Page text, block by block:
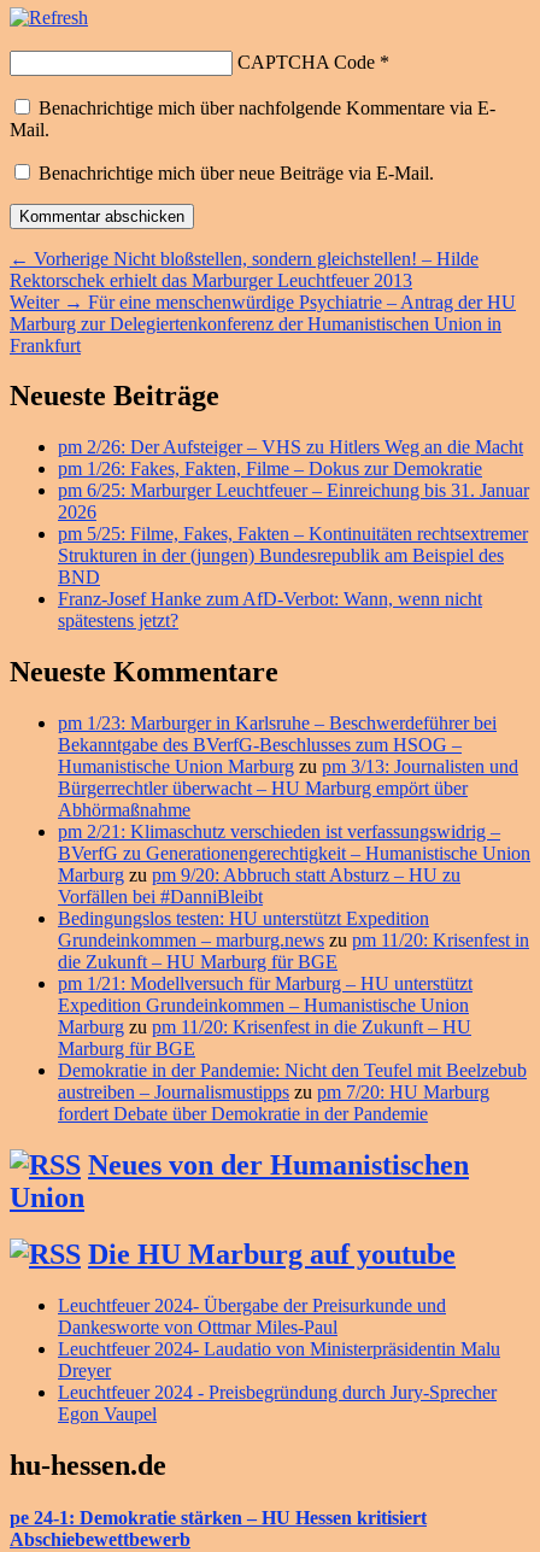
CAPTCHA Code *
Benachrichtige mich über nachfolgende Kommentare via E-
Mail.
Benachrichtige mich über neue Beiträge via E-Mail.
Beitragsnavigation
← Vorherige Vorheriger
Beitrag:
Nicht bloßstellen, sondern gleichstellen! – Hilde
Rektorschek erhielt das Marburger Leuchtfeuer 2013
Weiter → Nächster
Beitrag:
Für eine menschenwürdige Psychiatrie – Antrag der HU
Marburg zur Delegiertenkonferenz der Humanistischen Union in
Frankfurt
Primärer
Widget-
Bereich
Neueste Beiträge
pm 2/26: Der Aufsteiger – VHS zu Hitlers Weg an die Macht
pm 1/26: Fakes, Fakten, Filme – Dokus zur Demokratie
pm 6/25: Marburger Leuchtfeuer – Einreichung bis 31. Januar
2026
pm 5/25: Filme, Fakes, Fakten – Kontinuitäten rechtsextremer
Strukturen in der (jungen) Bundesrepublik am Beispiel des
BND
Franz-Josef Hanke zum AfD-Verbot: Wann, wenn nicht
spätestens jetzt?
Neueste Kommentare
pm 1/23: Marburger in Karlsruhe – Beschwerdeführer bei
Bekanntgabe des BVerfG-Beschlusses zum HSOG –
Humanistische Union Marburg zu pm 3/13: Journalisten und
Bürgerrechtler überwacht – HU Marburg empört über
Abhörmaßnahme
pm 2/21: Klimaschutz verschieden ist verfassungswidrig –
BVerfG zu Generationengerechtigkeit – Humanistische Union
Marburg zu pm 9/20: Abbruch statt Absturz – HU zu
Vorfällen bei #DanniBleibt
Bedingungslos testen: HU unterstützt Expedition
Grundeinkommen – marburg.news zu pm 11/20: Krisenfest in
die Zukunft – HU Marburg für BGE
pm 1/21: Modellversuch für Marburg – HU unterstützt
Expedition Grundeinkommen – Humanistische Union
Marburg zu pm 11/20: Krisenfest in die Zukunft – HU
Marburg für BGE
Demokratie in der Pandemie: Nicht den Teufel mit Beelzebub
austreiben – Journalismustipps zu pm 7/20: HU Marburg
fordert Debate über Demokratie in der Pandemie
Neues von der Humanistischen
Union
Die HU Marburg auf youtube
Leuchtfeuer 2024- Übergabe der Preisurkunde und
Dankesworte von Ottmar Miles-Paul
Leuchtfeuer 2024- Laudatio von Ministerpräsidentin Malu
Dreyer
Leuchtfeuer 2024 - Preisbegründung durch Jury-Sprecher
Egon Vaupel
hu-hessen.de
pe 24-1: Demokratie stärken – HU Hessen kritisiert
Abschiebewettbewerb